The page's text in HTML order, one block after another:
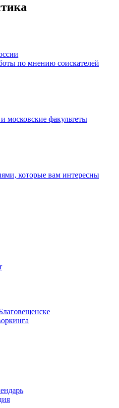
по мнению соискателей
московские факультеты
которые вам интересны